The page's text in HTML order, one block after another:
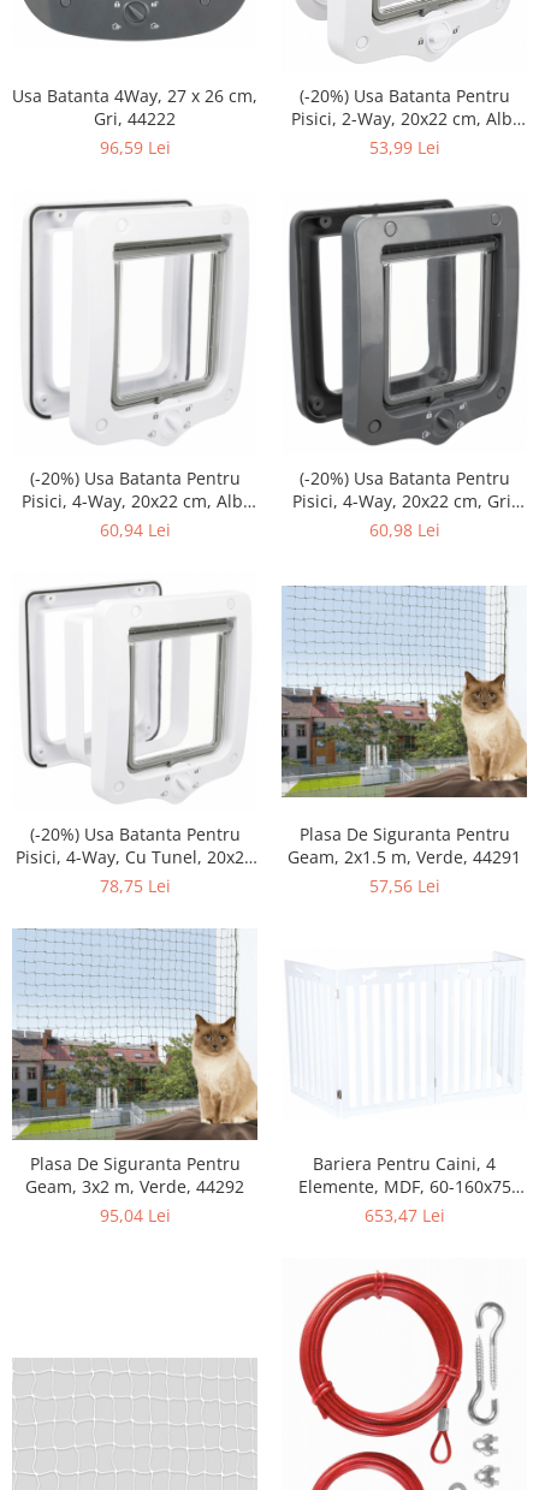
Usa Batanta 4Way, 27 x 26 cm,
Gri, 44222
96,59 Lei
(-20%) Usa Batanta Pentru
Pisici, 2-Way, 20x22 cm, Alb,
44201
53,99 Lei
(-20%) Usa Batanta Pentru
Pisici, 4-Way, 20x22 cm, Alb,
44211
60,94 Lei
(-20%) Usa Batanta Pentru
Pisici, 4-Way, 20x22 cm, Gri,
44212
60,98 Lei
(-20%) Usa Batanta Pentru
Pisici, 4-Way, Cu Tunel, 20x22
cm, Alb, 44231
78,75 Lei
Plasa De Siguranta Pentru
Geam, 2x1.5 m, Verde, 44291
57,56 Lei
Plasa De Siguranta Pentru
Geam, 3x2 m, Verde, 44292
95,04 Lei
Bariera Pentru Caini, 4
Elemente, MDF, 60-160x75
cm, Alb, 39457
653,47 Lei